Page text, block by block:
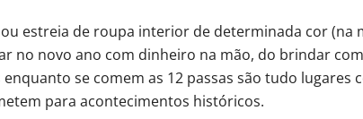
estreia de roupa interior de determinada cor (na
no novo ano com dinheiro na mão, do brindar
enquanto se comem as 12 passas são tudo lugares
para acontecimentos históricos.